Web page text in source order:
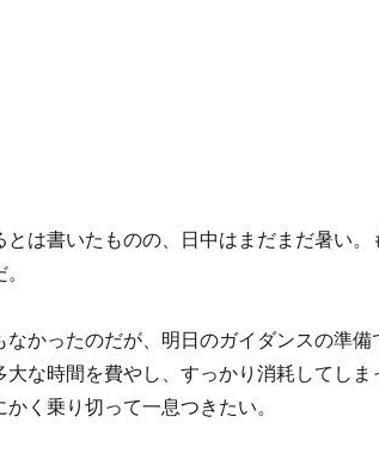
とは書いたものの、日中はまだまだ暑い。
かったのだが、明日のガイダンスの準備
な時間を費やし、すっかり消耗してしま
く乗り切って一息つきたい。